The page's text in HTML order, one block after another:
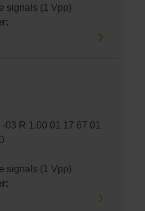
signals (1 Vpp)
signals (1 Vpp)